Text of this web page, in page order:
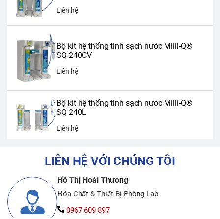
Liên hệ
Bộ kit hệ thống tinh sạch nước Milli-Q®
SQ 240CV
Liên hệ
Bộ kit hệ thống tinh sạch nước Milli-Q®
SQ 240L
Liên hệ
LIÊN HỆ VỚI CHÚNG TÔI
Hồ Thị Hoài Thương
Hóa Chất & Thiết Bị Phòng Lab
0967 609 897